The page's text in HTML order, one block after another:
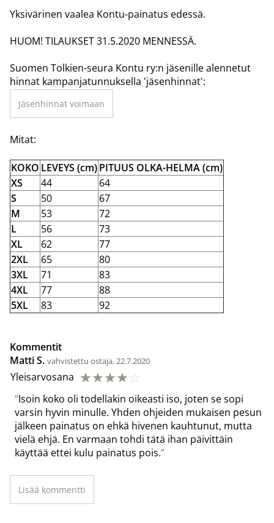
Yksivärinen vaalea Kontu-painatus edessä.
HUOM! TILAUKSET 31.5.2020 MENNESSÄ.
Suomen Tolkien-seura Kontu ry:n jäsenille alennetut
hinnat kampanjatunnuksella 'jäsenhinnat':
Jäsenhinnat voimaan
Mitat:
KOKO LEVEYS (cm)PITUUS OLKA-HELMA (cm)
XS
44
64
S
50
67
M
53
72
L
56
73
XL
62
77
2XL
65
80
3XL
71
83
4XL
77
88
5XL
83 92
Kommentit
Matti S. vahvistettu ostaja, 22.7.2020
Yleisarvosana ☆☆☆☆☆
Isoin koko oli todellakin oikeasti iso, joten se sopi
varsin hyvin minulle. Yhden ohjeiden mukaisen pesun
jälkeen painatus on ehkä hivenen kauhtunut, mutta
vielä ehjä. En varmaan tohdi tätä ihan päivittäin
käyttää ettei kulu painatus pois.
Lisää kommentti